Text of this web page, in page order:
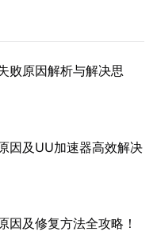
败原因解析与解决思
因及UU加速器高效解决
因及修复方法全攻略！